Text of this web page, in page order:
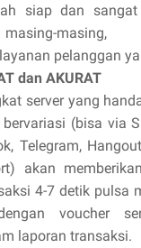
siap dan sangat
masing,
pelanggan
dan AKURAT
server yang
(bisa via
Telegram,
akan
4-7 detik pulsa
voucher
laporan transaksi.